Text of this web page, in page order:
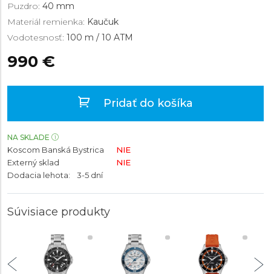
Puzdro: 40 mm
Materiál remienka: Kaučuk
Vodotesnosť: 100 m / 10 ATM
990 €
Pridať do košíka
NA SKLADE
Koscom Banská Bystrica
NIE
Externý sklad
NIE
Dodacia lehota:
3-5 dní
Súvisiace produkty